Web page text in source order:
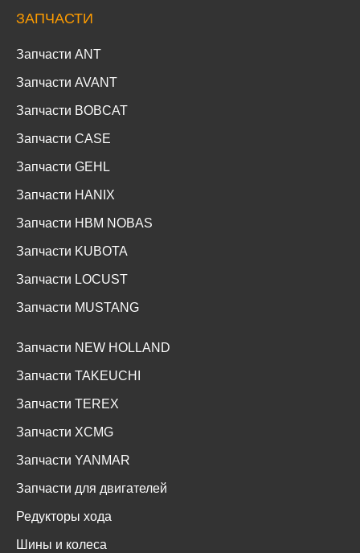
ЗАПЧАСТИ
Запчасти ANT
Запчасти AVANT
Запчасти BOBCAT
Запчасти CASE
Запчасти GEHL
Запчасти HANIX
Запчасти HBM NOBAS
Запчасти KUBOTA
Запчасти LOCUST
Запчасти MUSTANG
Запчасти NEW HOLLAND
Запчасти TAKEUCHI
Запчасти TEREX
Запчасти XCMG
Запчасти YANMAR
Запчасти для двигателей
Редукторы хода
Шины и колеса